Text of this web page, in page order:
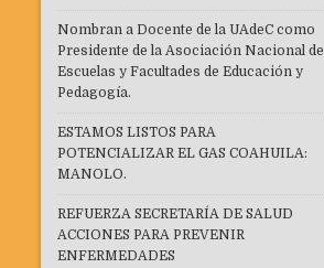
Nombran a Docente de la UAdeC como
Presidente de la Asociación Nacional de
Escuelas y Facultades de Educación y
Pedagogía.
ESTAMOS LISTOS PARA
POTENCIALIZAR EL GAS COAHUILA:
MANOLO.
REFUERZA SECRETARÍA DE SALUD
ACCIONES PARA PREVENIR
ENFERMEDADES